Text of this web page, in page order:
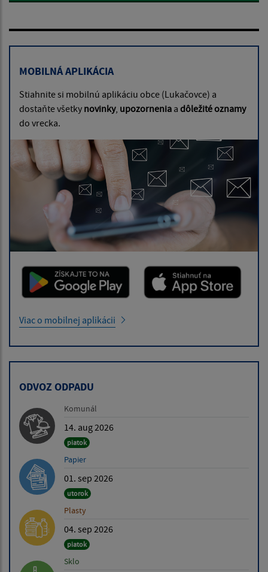
MOBILNÁ APLIKÁCIA
Stiahnite si mobilnú aplikáciu obce (Lukačovce) a
dostaňte všetky novinky, upozornenia a dôležité oznamy
do vrecka.
Viac o mobilnej aplikácii
ODVOZ ODPADU
Komunál
14. aug 2026
piatok
Papier
01. sep 2026
utorok
Plasty
04. sep 2026
piatok
Sklo